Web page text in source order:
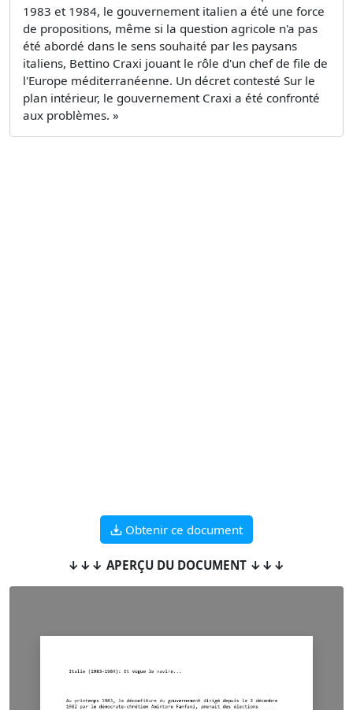
1983 et 1984, le gouvernement italien a été une force
de propositions, même si la question agricole n'a pas
été abordé dans le sens souhaité par les paysans
italiens, Bettino Craxi jouant le rôle d'un chef de file de
l'Europe méditerranéenne. Un décret contesté Sur le
plan intérieur, le gouvernement Craxi a été confronté
aux problèmes. »
Obtenir ce document
↓↓↓ APERÇU DU DOCUMENT ↓↓↓